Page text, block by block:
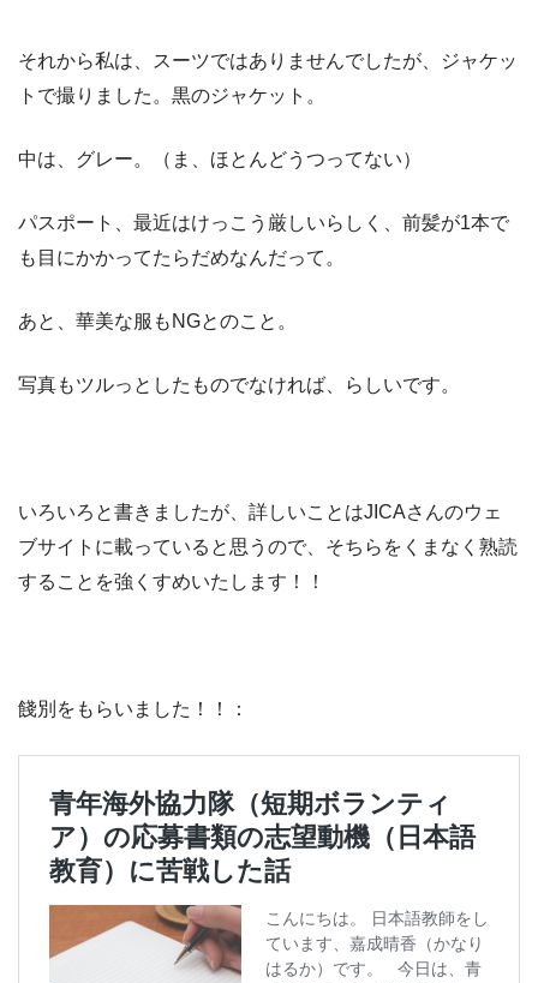
それから私は、スーツではありませんでしたが、ジャケッ
トで撮りました。黒のジャケット。
中は、グレー。（ま、ほとんどうつってない）
パスポート、最近はけっこう厳しいらしく、前髪が1本で
も目にかかってたらだめなんだって。
あと、華美な服もNGとのこと。
写真もツルっとしたものでなければ、らしいです。
いろいろと書きましたが、詳しいことはJICAさんのウェ
ブサイトに載っていると思うので、そちらをくまなく熟読
することを強くすめいたします！！
餞別をもらいました！！：